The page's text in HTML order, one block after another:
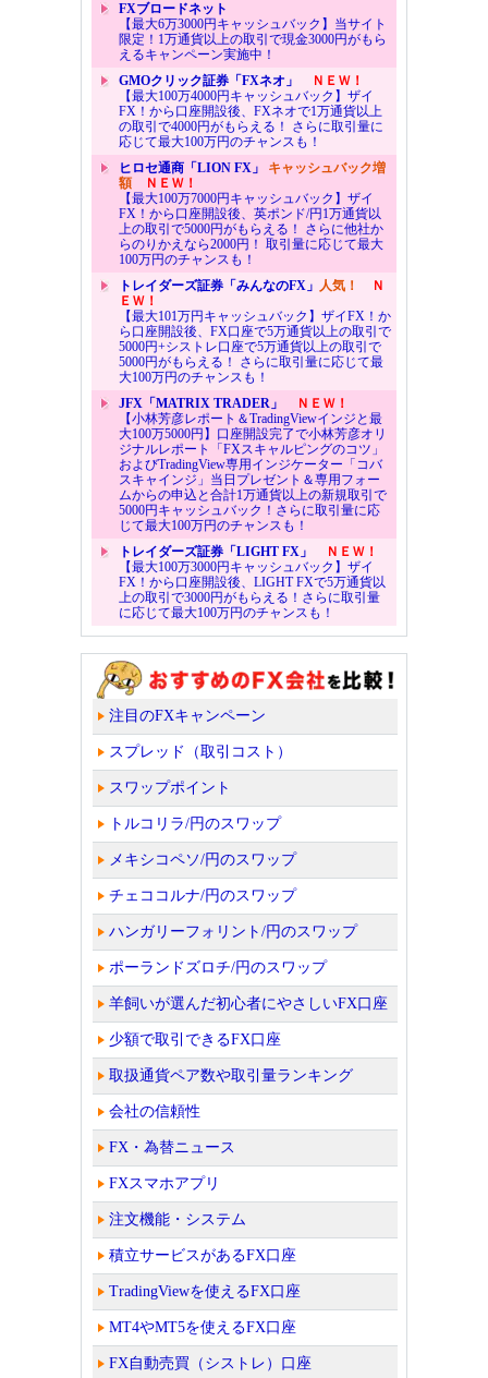
FXブロードネット
【最大6万3000円キャッシュバック】当サイト
限定！1万通貨以上の取引で現金3000円がもら
えるキャンペーン実施中！
GMOクリック証券「FXネオ」
ＮＥＷ！
【最大100万4000円キャッシュバック】ザイ
FX！から口座開設後、FXネオで1万通貨以上
の取引で4000円がもらえる！ さらに取引量に
応じて最大100万円のチャンスも！
ヒロセ通商「LION FX」 キャッシュバック増
額ＮＥＷ！
【最大100万7000円キャッシュバック】ザイ
FX！から口座開設後、英ポンド/円1万通貨以
上の取引で5000円がもらえる！ さらに他社か
らのりかえなら2000円！ 取引量に応じて最大
100万円のチャンスも！
トレイダーズ証券「みんなのFX」 人気！
Ｎ
ＥＷ！
【最大101万円キャッシュバック】ザイFX！か
ら口座開設後、FX口座で5万通貨以上の取引で
5000円+シストレ口座で5万通貨以上の取引で
5000円がもらえる！ さらに取引量に応じて最
大100万円のチャンスも！
JFX「MATRIX TRADER」
ＮＥＷ！
【小林芳彦レポート＆TradingViewインジと最
大100万5000円】口座開設完了で小林芳彦オリ
ジナルレポート「FXスキャルピングのコツ」
およびTradingView専用インジケーター「コバ
スキャインジ」当日プレゼント＆専用フォー
ムからの申込と合計1万通貨以上の新規取引で
5000円キャッシュバック！さらに取引量に応
じて最大100万円のチャンスも！
トレイダーズ証券「LIGHT FX」
ＮＥＷ！
【最大100万3000円キャッシュバック】ザイ
FX！から口座開設後、LIGHT FXで5万通貨以
上の取引で3000円がもらえる！さらに取引量
に応じて最大100万円のチャンスも！
注目のFXキャンペーン
スプレッド（取引コスト）
スワップポイント
トルコリラ/円のスワップ
メキシコペソ/円のスワップ
チェココルナ/円のスワップ
ハンガリーフォリント/円のスワップ
ポーランドズロチ/円のスワップ
羊飼いが選んだ初心者にやさしいFX口座
少額で取引できるFX口座
取扱通貨ペア数や取引量ランキング
会社の信頼性
FX・為替ニュース
FXスマホアプリ
注文機能・システム
積立サービスがあるFX口座
TradingViewを使えるFX口座
MT4やMT5を使えるFX口座
FX自動売買（シストレ）口座